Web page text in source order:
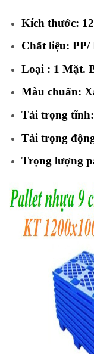
Kích thước:
Chất liệu: PP/
Loại : 1 Mặt.
Màu chuẩn:
Tải trọng
Tải trọng
Trọng lượng